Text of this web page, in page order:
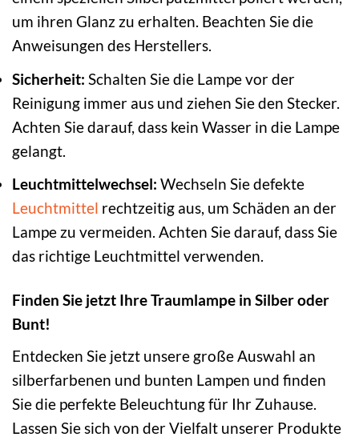
um ihren Glanz zu erhalten. Beachten Sie die
Anweisungen des Herstellers.
Sicherheit: Schalten Sie die Lampe vor der
Reinigung immer aus und ziehen Sie den Stecker.
Achten Sie darauf, dass kein Wasser in die Lampe
gelangt.
Leuchtmittelwechsel: Wechseln Sie defekte
Leuchtmittel rechtzeitig aus, um Schäden an der
Lampe zu vermeiden. Achten Sie darauf, dass Sie
das richtige Leuchtmittel verwenden.
Finden Sie jetzt Ihre Traumlampe in Silber oder
Bunt!
Entdecken Sie jetzt unsere große Auswahl an
silberfarbenen und bunten Lampen und finden
Sie die perfekte Beleuchtung für Ihr Zuhause.
Lassen Sie sich von der Vielfalt unserer Produkte